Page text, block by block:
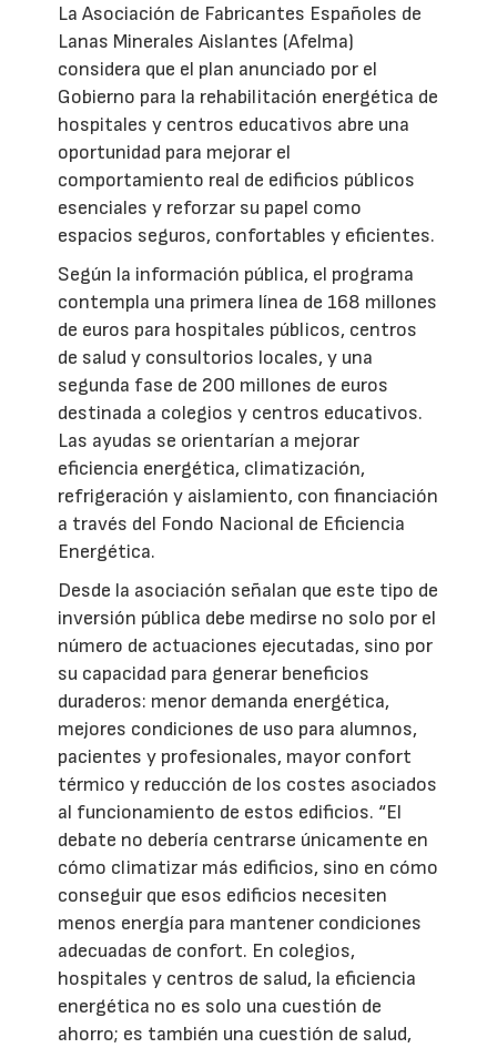
La Asociación de Fabricantes Españoles de
Lanas Minerales Aislantes (Afelma)
considera que el plan anunciado por el
Gobierno para la rehabilitación energética de
hospitales y centros educativos abre una
oportunidad para mejorar el
comportamiento real de edificios públicos
esenciales y reforzar su papel como
espacios seguros, confortables y eficientes.
Según la información pública, el programa
contempla una primera línea de 168 millones
de euros para hospitales públicos, centros
de salud y consultorios locales, y una
segunda fase de 200 millones de euros
destinada a colegios y centros educativos.
Las ayudas se orientarían a mejorar
eficiencia energética, climatización,
refrigeración y aislamiento, con financiación
a través del Fondo Nacional de Eficiencia
Energética.
Desde la asociación señalan que este tipo de
inversión pública debe medirse no solo por el
número de actuaciones ejecutadas, sino por
su capacidad para generar beneficios
duraderos: menor demanda energética,
mejores condiciones de uso para alumnos,
pacientes y profesionales, mayor confort
térmico y reducción de los costes asociados
al funcionamiento de estos edificios. “El
debate no debería centrarse únicamente en
cómo climatizar más edificios, sino en cómo
conseguir que esos edificios necesiten
menos energía para mantener condiciones
adecuadas de confort. En colegios,
hospitales y centros de salud, la eficiencia
energética no es solo una cuestión de
ahorro; es también una cuestión de salud,